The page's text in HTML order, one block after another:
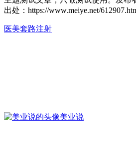
出处： https://www.meiye.net/
医美套路注射
美业说